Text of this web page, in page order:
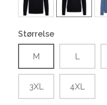
Størrelse
M L
3XL 4XL